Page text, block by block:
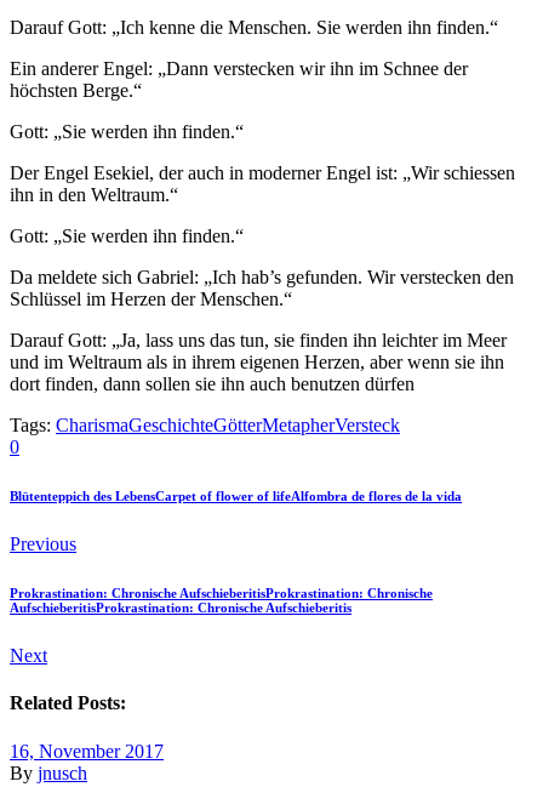
Darauf Gott: „Ich kenne die Menschen. Sie werden ihn finden.“
Ein anderer Engel: „Dann verstecken wir ihn im Schnee der
höchsten Berge.“
Gott: „Sie werden ihn finden.“
Der Engel Esekiel, der auch in moderner Engel ist: „Wir schiessen
ihn in den Weltraum.“
Gott: „Sie werden ihn finden.“
Da meldete sich Gabriel: „Ich hab’s gefunden. Wir verstecken den
Schlüssel im Herzen der Menschen.“
Darauf Gott: „Ja, lass uns das tun, sie finden ihn leichter im Meer
und im Weltraum als in ihrem eigenen Herzen, aber wenn sie ihn
dort finden, dann sollen sie ihn auch benutzen dürfen
Tags: CharismaGeschichteGötterMetapherVersteck
0
Blütenteppich des LebensCarpet of flower of lifeAlfombra de flores de la vida
Previous
Prokrastination: Chronische AufschieberitisProkrastination: Chronische
AufschieberitisProkrastination: Chronische Aufschieberitis
Next
Related Posts:
16, November 2017
By jnusch